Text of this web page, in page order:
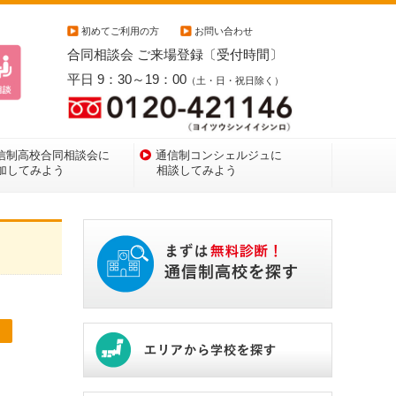
初めてご利用の方 お問い合わせ
合同相談会 ご来場登録〔受付時間〕
平日 9：30～19：00 （土・日・祝日除く）
制高校合同相談会に
してみよう
通信制コンシェルジュに
相談してみよう